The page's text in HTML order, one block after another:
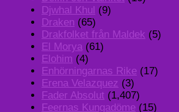
Djwhal Khul (9)
Draken (65)
Drakfolket från Maldek (5)
El Morya (61)
Elohim (4)
Enhörningarnas Rike (17)
Erena Velazquez (3)
Fader Absolut (1,407)
Feernas Kungadöme (15)